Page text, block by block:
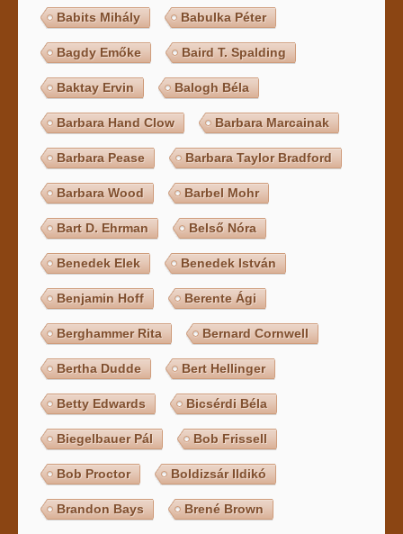
Babits Mihály Babulka Péter
Bagdy Emőke Baird T. Spalding
Baktay Ervin Balogh Béla
Barbara Hand Clow Barbara Marcainak
Barbara Pease Barbara Taylor Bradford
Barbara Wood Barbel Mohr
Bart D. Ehrman Belső Nóra
Benedek Elek Benedek István
Benjamin Hoff Berente Ági
Berghammer Rita Bernard Cornwell
Bertha Dudde Bert Hellinger
Betty Edwards Bicsérdi Béla
Biegelbauer Pál Bob Frissell
Bob Proctor Boldizsár Ildikó
Brandon Bays Brené Brown